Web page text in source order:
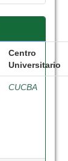
Centro
Universitario
CUCBA